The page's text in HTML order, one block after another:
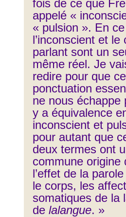
fois de ce que
appelé «
« pulsion ». En
l’inconscient et le
parlant sont un
même réel. Je
redire pour que
ponctuation
ne nous échappe
y a équivalence
inconscient et
pour autant que
deux termes ont
commune origine
l’effet de la
le corps, les
somatiques de la
de lalangue. »